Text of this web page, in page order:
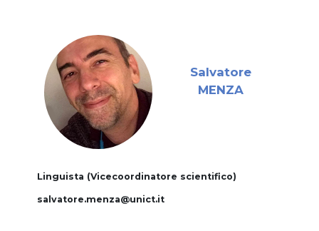
Salvatore
MENZA
Linguista (Vicecoordinatore scientifico)
salvatore.menza@unict.it